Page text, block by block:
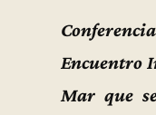
Encuentro
Mar que